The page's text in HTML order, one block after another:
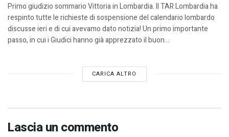
Primo giudizio sommario Vittoria in Lombardia. Il TAR Lombardia ha
respinto tutte le richieste di sospensione del calendario lombardo
discusse ieri e di cui avevamo dato notizia! Un primo importante
passo, in cui i Giudici hanno già apprezzato il buon...
CARICA ALTRO
Lascia un commento